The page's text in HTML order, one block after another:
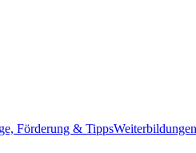
Förderung & Tipps